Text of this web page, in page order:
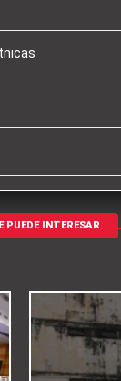
PUEDE INTERESAR